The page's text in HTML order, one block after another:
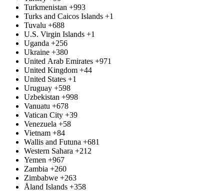
Turkmenistan +993
Turks and Caicos Islands +1
Tuvalu +688
U.S. Virgin Islands +1
Uganda +256
Ukraine +380
United Arab Emirates +971
United Kingdom +44
United States +1
Uruguay +598
Uzbekistan +998
Vanuatu +678
Vatican City +39
Venezuela +58
Vietnam +84
Wallis and Futuna +681
Western Sahara +212
Yemen +967
Zambia +260
Zimbabwe +263
Åland Islands +358